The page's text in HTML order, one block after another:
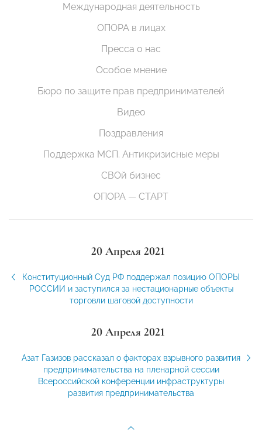
Международная деятельность
ОПОРА в лицах
Пресса о нас
Особое мнение
Бюро по защите прав предпринимателей
Видео
Поздравления
Поддержка МСП. Антикризисные меры
СВОй бизнес
ОПОРА — СТАРТ
20 Апреля 2021
Конституционный Суд РФ поддержал позицию ОПОРЫ
РОССИИ и заступился за нестационарные объекты
торговли шаговой доступности
20 Апреля 2021
Азат Газизов рассказал о факторах взрывного развития
предпринимательства на пленарной сессии
Всероссийской конференции инфраструктуры
развития предпринимательства